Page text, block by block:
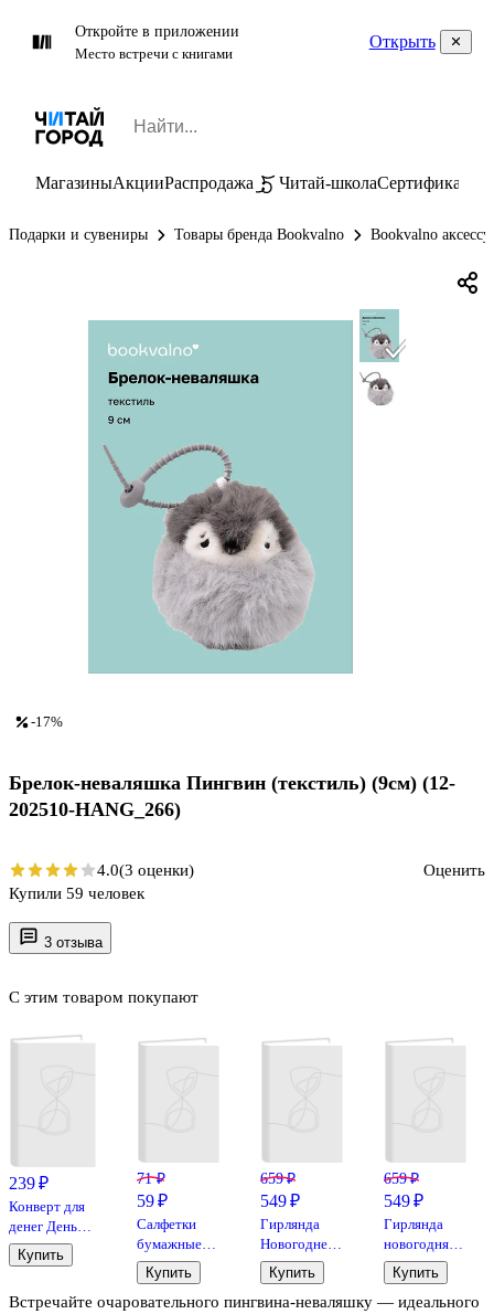
Откройте в приложении
Место встречи с книгами
Открыть
МагазиныАкцииРаспродажа Читай-школаСертификаты
Подарки и сувениры Товары бренда Bookvalno Bookvalno
3 отзыва
Встречайте очаровательного пингвина‑неваляшку — идеального
С этим товаром покупают
239 ₽
Конверт для
денег День
Рождения код
830
Купить
71 ₽
59 ₽
Салфетки
бумажные
Животные со
сладостями
(3-х слойные,
Купить
659 ₽
549 ₽
Гирлянда
Новогоднее
настроение
(3м) (картон)
Купить
659 ₽
549 ₽
Гирлянда
новогодняя
Флажки (4м)
(картон)
Купить
-17%
Брелок-неваляшка Пингвин (текстиль) (9см) (12-
202510-HANG_266)
4.0(3 оценки)
Оценить
Купили 59 человек